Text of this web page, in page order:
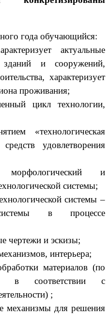
года обучающийся:
актуальные
зданий и сооружений,
характеризует
проживания;
цикл технологии,
«технологическая
удовлетворения
морфологический и
системы;
системы –
в процессе
чертежи и эскизы;
интерьера;
материалов (по
в соответствии с
;
механизмы для решения